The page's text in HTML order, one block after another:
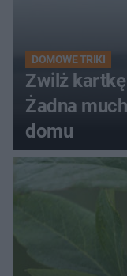
DOMOWE TRIKI
Zwilż
Żadna
domu